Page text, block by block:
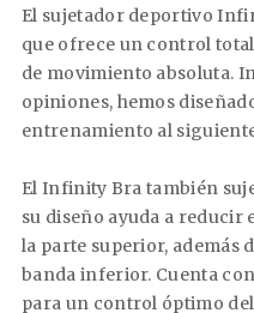
El sujetador deportivo
que ofrece un control
de movimiento absoluta.
opiniones, hemos
entrenamiento al
El Infinity Bra también
su diseño ayuda a
la parte superior, además
banda inferior. Cuenta
para un control óptimo